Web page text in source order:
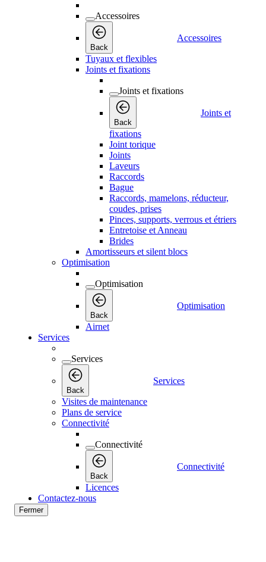
Accessoires
Back
Accessoires
Tuyaux et flexibles
Joints et fixations
Joints et fixations
Back
Joints et
fixations
Joint torique
Joints
Laveurs
Raccords
Bague
Raccords, mamelons, réducteur,
coudes, prises
Pinces, supports, verrous et étriers
Entretoise et Anneau
Brides
Amortisseurs et silent blocs
Optimisation
Optimisation
Back
Optimisation
Airnet
Services
Services
Back
Services
Visites de maintenance
Plans de service
Connectivité
Connectivité
Back
Connectivité
Licences
Contactez-nous
Fermer